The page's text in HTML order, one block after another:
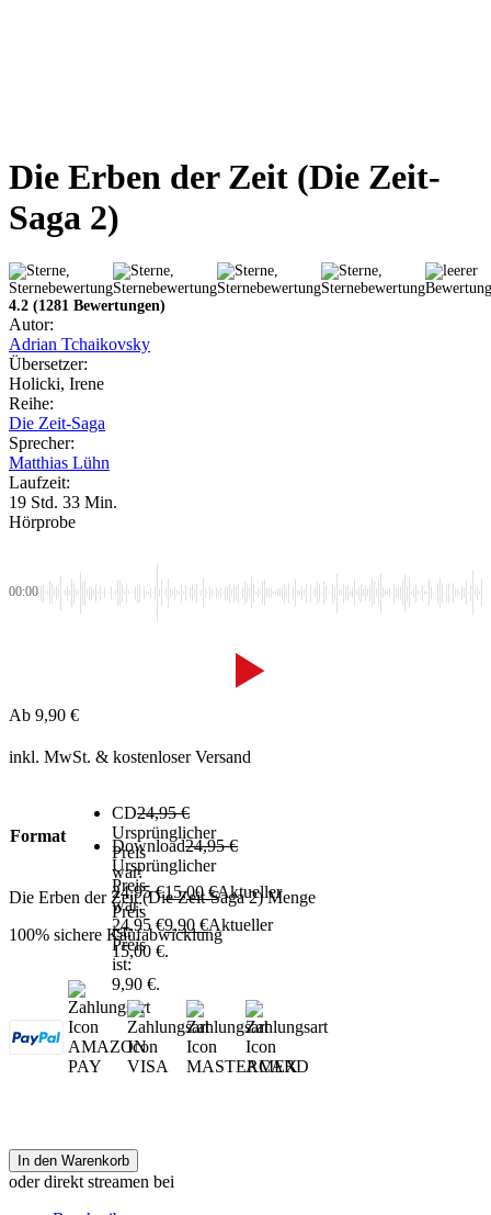
Die Erben der Zeit (Die Zeit-
Saga 2)
4.2 (1281 Bewertungen)
Autor:
Adrian Tchaikovsky
Übersetzer:
Holicki, Irene
Reihe:
Die Zeit-Saga
Sprecher:
Matthias Lühn
Laufzeit:
19 Std. 33 Min.
Hörprobe
00:00
Ab 9,90 €
inkl. MwSt. & kostenloser Versand
Format
CD24,95€
Ursprünglicher
Preis
war:
24,95 €15,00€Aktueller
Preis
ist:
15,00 €.
Download24,95€
Ursprünglicher
Preis
war:
24,95 €9,90 €Aktueller
Preis
ist:
9,90 €.
Die Erben der Zeit (Die Zeit-Saga 2) Menge
100% sichere Kaufabwicklung
In den Warenkorb
oder direkt streamen bei